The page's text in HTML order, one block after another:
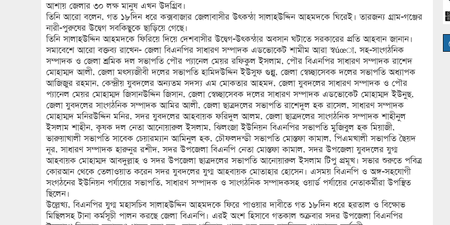
আশায় জেলার ৩০ লক্ষ মানুষ এখন উদগ্রিব।
তিনি আরো বলেন, গত ১৮দিন ধরে কক্সবাজার জেলাবাসীর উৎকন্ঠা সালাহউদ্দিন আহমদকে ঘিরেই। তারজন্য গ্রাম-গঞ্জের
নারী-পুরুষের উদ্বেগ সবকিছুকে ছাড়িয়ে গেছে।
তিনি সালাহউদ্দিন আহমদকে ফিরিয়ে দিয়ে দেশবাসীর উদ্বেগ-উৎকন্ঠার অবসান ঘটাতে সরকারের প্রতি আহবান জানান।
সমাবেশে আরো বক্তব্য রাখেন- জেলা বিএনপির সাধারণ সম্পাদক এডভোকেট শামীম আরা স্বúœা, সহ-সাংগঠনিক
সম্পাদক ও জেলা শ্রমিক দল সভাপতি পৌর প্যানেল মেয়র রফিকুল ইসলাম, পৌর বিএনপির সাধারণ সম্পাদক রাশেদ
মোহাম্মদ আলী, জেলা মৎস্যজীবী দলের সভাপতি হামিদউদ্দিন ইউসুফ গুন্নু, জেলা স্বেচ্ছাসেবক দলের সভাপতি অধ্যাপক
আজিজুর রহমান, কেন্দ্রীয় যুবদলের অন্যতম সদস্য এম মোকতার আহমদ, জেলা যুবদলের সাধারণ সম্পাদক ও পৌর
প্যানেল মেয়র মোহাম্মদ জিসানউদ্দিন জিসান, জেলা স্বেচ্ছাসেবক দলের সাধারণ সম্পাদক এডভোকেট মোহাম্মদ ইউনুছ,
জেলা যুবদলের সাংগঠনিক সম্পাদক আমির আলী, জেলা ছাত্রদলের সভাপতি রাশেদুল হক রাসেল, সাধারণ সম্পাদক
মোহাম্মদ মনিরউদ্দিন মনির, সদর যুবদলের আহবায়ক ফরিদুল আলম, জেলা ছাত্রদলের সাংগঠনিক সম্পাদক শাহীনুল
ইসলাম শাহীন, কৃষক দল নেতা আনোয়ারুল ইসলাম, ঝিলংজা ইউনিয়ন বিএনপির সভাপতি মুজিবুল হক মিয়াজী,
ভারুয়াখালী সভাপতি সাবেক চেয়ারম্যান আমিনুল হক, চৌফলদন্ডী সভাপতি মোস্তফা কামাল, পিএমখালী সভাপতি ছৈয়দ
নূর, সাধারণ সম্পাদক হারুনুর রশীদ, সদর উপজেলা বিএনপি নেতা মোস্তফা কামাল, সদর উপজেলা যুবদলের যুগ্ম
আহবায়ক মোহাম্মদ আবদুল্লাহ ও সদর উপজেলা ছাত্রদলের সভাপতি আনোয়ারুল ইসলাম টিপু প্রমূখ। সভার শুরুতে পবিত্র
কোরআন থেকে তেলাওয়াত করেন সদর যুবদলের যুগ্ম আহবায়ক মোতাহার হোসেন। এসময় বিএনপি ও অঙ্গ-সহযোগী
সংগঠনের ইউনিয়ন পর্যায়ের সভাপতি, সাধারণ সম্পাদক ও সাংগঠনিক সম্পাদকসহ ওয়ার্ড পর্যায়ের নেতাকর্মীরা উপস্থিত
ছিলেন।
উল্লেখ্য, বিএনপির যুগ্ম মহাসচিব সালাহউদ্দিন আহমদকে ফিরে পাওয়ার দাবীতে গত ১৮দিন ধরে হরতাল ও বিক্ষোভ
মিছিলসহ টানা কর্মসূচী পালন করছে জেলা বিএনপি। এরই অংশ হিসাবে গতকাল শুক্রবার সদর উপজেলা বিএনপির